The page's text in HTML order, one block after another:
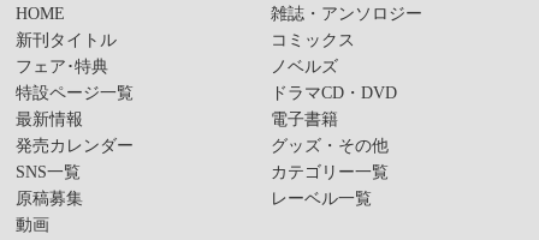
HOME
新刊タイトル
フェア･特典
特設ページ一覧
最新情報
発売カレンダー
SNS一覧
原稿募集
動画
雑誌・アンソロジー
コミックス
ノベルズ
ドラマCD・DVD
電子書籍
グッズ・その他
カテゴリー一覧
レーベル一覧